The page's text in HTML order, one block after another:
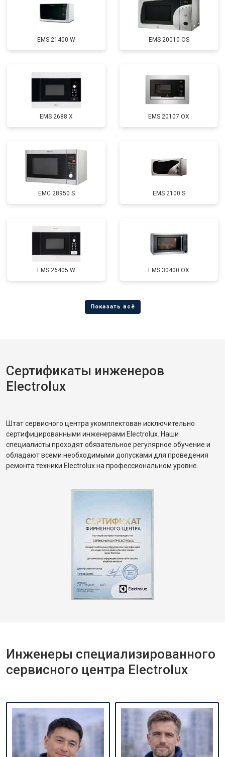
EMS 21400 W EMS 20010 OS
EMS 2688 X EMS 20107 OX
EMC 28950 S EMS 2100 S
EMS 26405 W EMS 30400 OX
Сертификаты инженеров
Electrolux
Штат сервисного центра укомплектован исключительно
сертифицированными инженерами Electrolux. Наши
специалисты проходят обязательное регулярное обучение и
обладают всеми необходимыми допусками для проведения
ремонта техники Electrolux на профессиональном уровне.
Инженеры специализированного
сервисного центра Electrolux